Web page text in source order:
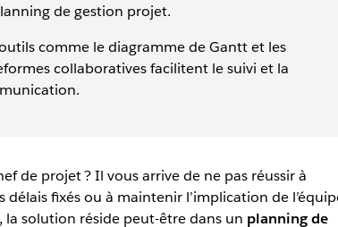
de gestion projet.
comme le diagramme de Gantt et les
collaboratives facilitent le suivi et la
de projet ? Il vous arrive de ne pas réussir à
délais fixés ou à maintenir l’implication de
la solution réside peut-être dans un planning de